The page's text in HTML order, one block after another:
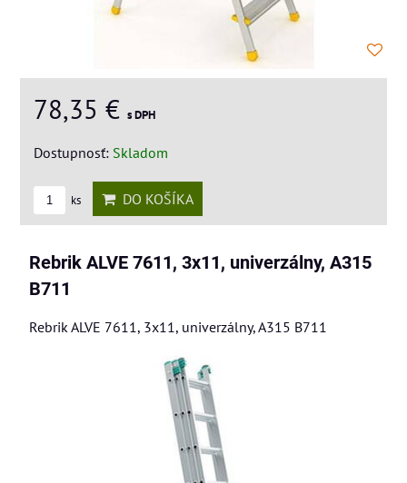
78,35 € s DPH
Dostupnosť: Skladom
ks DO KOŠÍKA
Rebrik ALVE 7611, 3x11, univerzálny, A315
B711
Rebrik ALVE 7611, 3x11, univerzálny, A315 B711